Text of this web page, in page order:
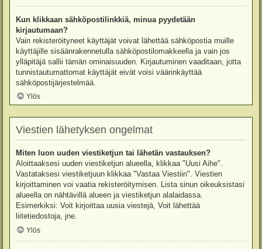
Kun klikkaan sähköpostilinkkiä, minua pyydetään
kirjautumaan?
Vain rekisteröityneet käyttäjät voivat lähettää sähköpostia muille
käyttäjille sisäänrakennetulla sähköpostilomakkeella ja vain jos
ylläpitäjä sallii tämän ominaisuuden. Kirjautuminen vaaditaan, jotta
tunnistautumattomat käyttäjät eivät voisi väärinkäyttää
sähköpostijärjestelmää.
Ylös
Viestien lähetyksen ongelmat
Miten luon uuden viestiketjun tai lähetän vastauksen?
Aloittaaksesi uuden viestiketjun alueella, klikkaa "Uusi Aihe".
Vastataksesi viestiketjuun klikkaa "Vastaa Viestiin". Viestien
kirjoittaminen voi vaatia rekisteröitymisen. Lista sinun oikeuksistasi
alueella on nähtävillä alueen ja viestiketjun alalaidassa.
Esimerkiksi: Voit kirjoittaa uusia viestejä, Voit lähettää
liitetiedostoja, jne.
Ylös